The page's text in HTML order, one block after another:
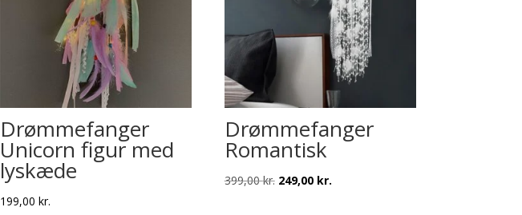
Drømmefanger
Unicorn figur med
lyskæde
199,00 kr.
Drømmefanger
Romantisk
399,00kr. Den
249,00 kr.Den